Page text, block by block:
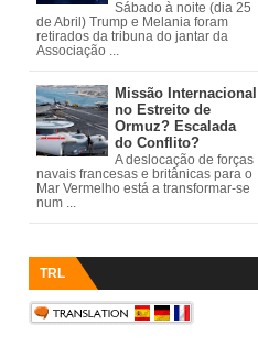
Sábado à noite (dia 25
de Abril) Trump e Melania foram
retirados da tribuna do jantar da
Associação ...
Missão Internacional
no Estreito de
Ormuz? Escalada
do Conflito?
A deslocação de forças
navais francesas e britânicas para o
Mar Vermelho está a transformar-se
num ...
TRL